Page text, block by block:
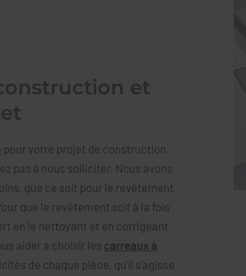
et
pour votre projet de construction
pas à nous solliciter. Nous avons
que ce soit pour le revêtement
que le revêtement soit à la fois
en le nettoyant et en corrigeant
aider à choisir les carreaux à
de chaque pièce, qu'il s'agisse